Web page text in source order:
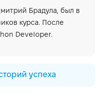
Брадула, был в
курса. После
Developer.
успеха